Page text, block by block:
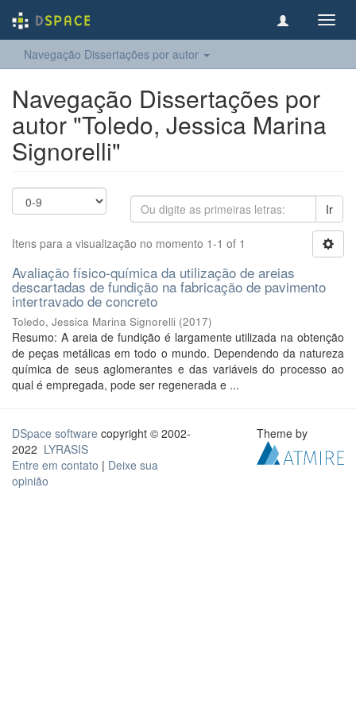
Navegação Dissertações por autor
Navegação Dissertações por
autor "Toledo, Jessica Marina
Signorelli"
Ir
Itens para a visualização no momento 1-1 of 1
Avaliação físico-química da utilização de areias
descartadas de fundição na fabricação de pavimento
intertravado de concreto
Toledo, Jessica Marina Signorelli (2017)
Resumo: A areia de fundição é largamente utilizada na obtenção
de peças metálicas em todo o mundo. Dependendo da natureza
química de seus aglomerantes e das variáveis do processo ao
qual é empregada, pode ser regenerada e ...
DSpace software copyright © 2002-
2022 LYRASIS
Entre em contato | Deixe sua
opinião
Theme by